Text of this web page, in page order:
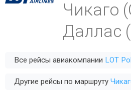
Чикаго
Даллас
Все рейсы авиакомпании LOT
Другие рейсы по маршруту